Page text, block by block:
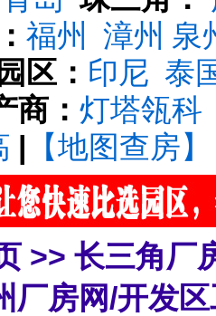
福州 漳州 泉
区： 印尼 泰
商： 灯塔瓴科
| 【地图查房】
>> 长三角厂
厂房网/开发